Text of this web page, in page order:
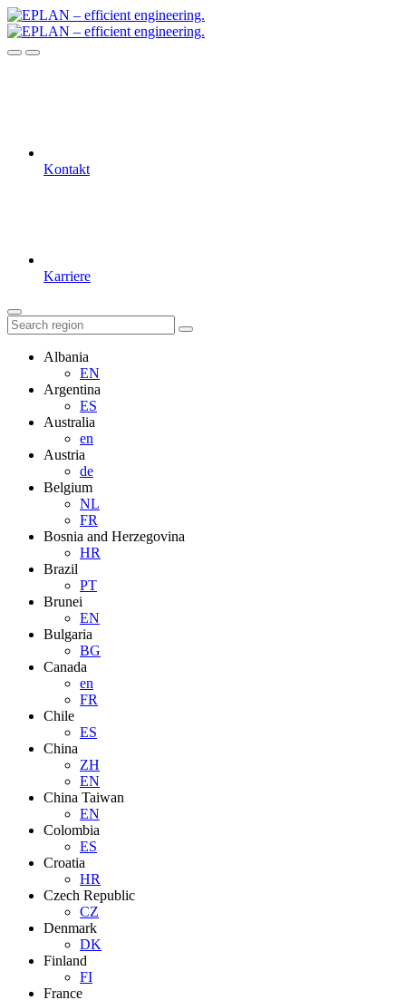
Kontakt
Karriere
Albania
EN
Argentina
ES
Australia
en
Austria
de
Belgium
NL
FR
Bosnia and Herzegovina
HR
Brazil
PT
Brunei
EN
Bulgaria
BG
Canada
en
FR
Chile
ES
China
ZH
EN
China Taiwan
EN
Colombia
ES
Croatia
HR
Czech Republic
CZ
Denmark
DK
Finland
FI
France